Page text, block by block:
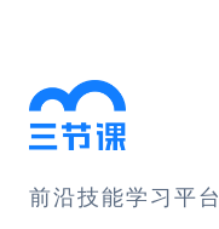
前沿技能学习平台